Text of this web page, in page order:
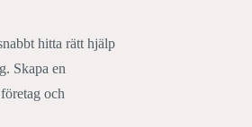
hitta rätt hjälp
Skapa en
och